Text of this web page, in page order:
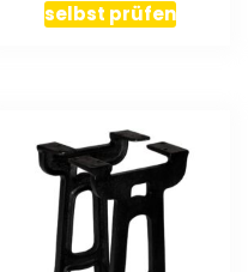
selbst prüfen